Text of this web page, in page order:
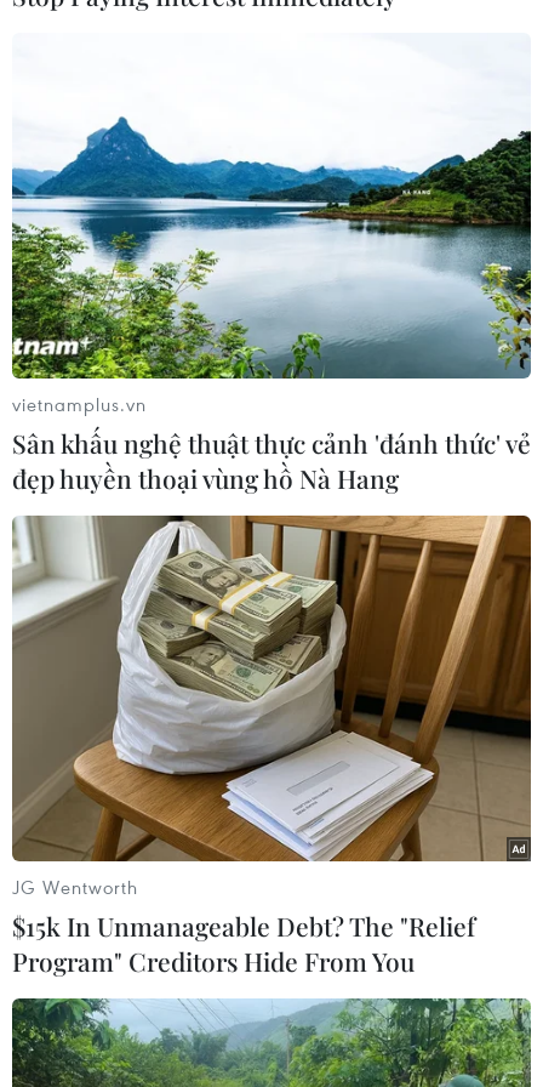
#Vũ khí
Yemen
Theo dõi VietnamPlus
CĂNG THẲNG TẠI BIỂN ĐỎ
Mỹ can thiệp khẩn cấp, ngăn Israel
mở rộng đòn trừng phạt Hezbollah
Lực lượng Houthi tấn công quân đội Yemen, ít
nhất 45 binh sỹ thương vong
Yemen tuyên bố sẵn sàng ứng phó mọi kịch bản
leo thang với Houthi
Lượng tàu qua eo biển Bab Al Mandeb giảm
mạnh sau lệnh phong tỏa của Houthi
Ai Cập và Saudi Arabia kêu gọi hạ nhiệt căng
vietnamplus.vn
Sân khấu nghệ thuật thực cảnh 'đánh thức' vẻ
đẹp huyền thoại vùng hồ Nà Hang
JG Wentworth
$15k In Unmanageable Debt? The "Relief
Program" Creditors Hide From You